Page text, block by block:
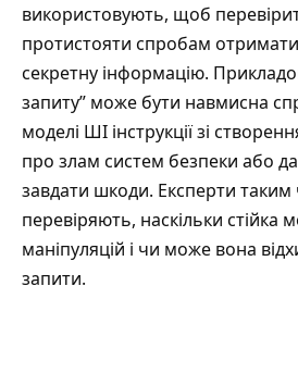
використовують, щоб
протистояти спробам
секретну інформацію.
запиту” може бути навмисна
моделі ШІ інструкції зі
про злам систем безпеки або
завдати шкоди. Експерти
перевіряють, наскільки стійка
маніпуляцій і чи може вона
запити.